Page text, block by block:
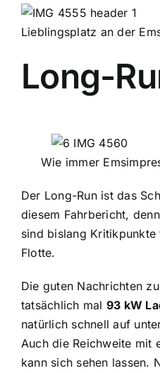
Lieblingsplatz an der
Long-
Wie immer
Der Long-Run ist das
diesem Fahrbericht,
sind bislang
Flotte.
Die guten Nachrichten
tatsächlich mal 93 kW
natürlich schnell auf
Auch die Reichweite mit
kann sich sehen lassen.